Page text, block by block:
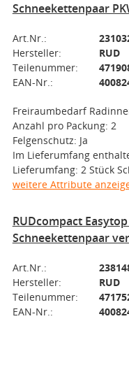
Schneekettenpaar
Art.Nr.:
Hersteller:
RUD
Teilenummer:
EAN-Nr.:
Freiraumbedarf
Anzahl pro Packung: 2
Felgenschutz: Ja
Im Lieferumfang
Lieferumfang: 2 Stück
weitere Attribute
RUDcompact
Schneekettenpaar
Art.Nr.:
Hersteller:
RUD
Teilenummer:
EAN-Nr.: